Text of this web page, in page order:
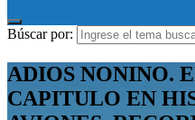
Búscar por:
ADIOS NONINO.
CAPITULO EN